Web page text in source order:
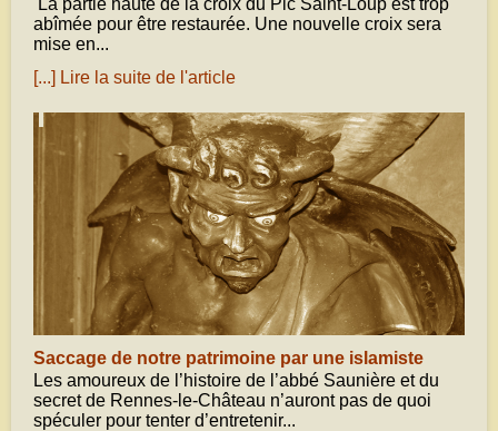
La partie haute de la croix du Pic Saint-Loup est trop
abîmée pour être restaurée. Une nouvelle croix sera
mise en...
[...] Lire la suite de l'article
Saccage de notre patrimoine par une islamiste
Les amoureux de l’histoire de l’abbé Saunière et du
secret de Rennes-le-Château n’auront pas de quoi
spéculer pour tenter d’entretenir...